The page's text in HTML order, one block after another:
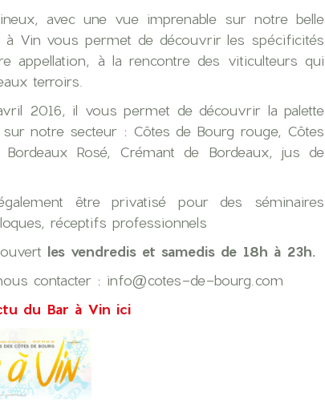
avec une vue imprenable sur notre belle
à Vin vous permet de découvrir les spécificités
appellation, à la rencontre des viticulteurs qui
terroirs.
2016, il vous permet de découvrir la palette
notre secteur : Côtes de Bourg rouge, Côtes
Rosé, Crémant de Bordeaux, jus de
être privatisé pour des séminaires
réceptifs professionnels
les vendredis et samedis de 18h à 23h.
contacter : info@cotes-de-bourg.com
du Bar à Vin ici